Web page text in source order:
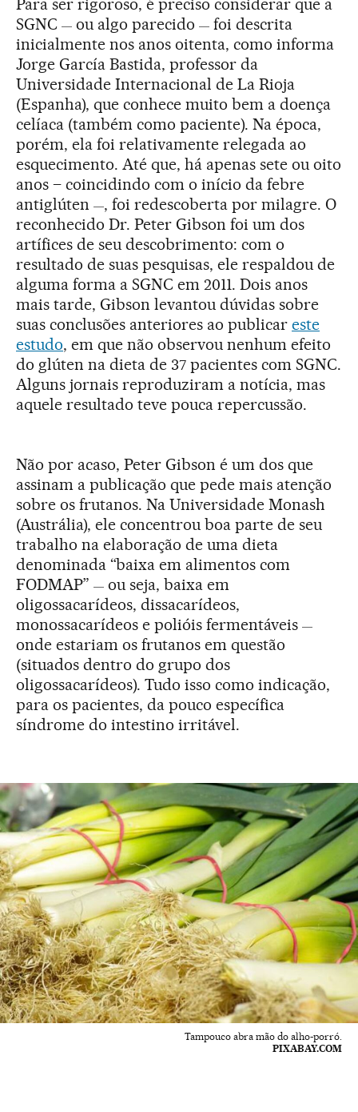
Para ser rigoroso, é preciso considerar que a
SGNC — ou algo parecido — foi descrita
inicialmente nos anos oitenta, como informa
Jorge García Bastida, professor da
Universidade Internacional de La Rioja
(Espanha), que conhece muito bem a doença
celíaca (também como paciente). Na época,
porém, ela foi relativamente relegada ao
esquecimento. Até que, há apenas sete ou oito
anos – coincidindo com o início da febre
antiglúten —, foi redescoberta por milagre. O
reconhecido Dr. Peter Gibson foi um dos
artífices de seu descobrimento: com o
resultado de suas pesquisas, ele respaldou de
alguma forma a SGNC em 2011. Dois anos
mais tarde, Gibson levantou dúvidas sobre
suas conclusões anteriores ao publicar este
estudo, em que não observou nenhum efeito
do glúten na dieta de 37 pacientes com SGNC.
Alguns jornais reproduziram a notícia, mas
aquele resultado teve pouca repercussão.
Não por acaso, Peter Gibson é um dos que
assinam a publicação que pede mais atenção
sobre os frutanos. Na Universidade Monash
(Austrália), ele concentrou boa parte de seu
trabalho na elaboração de uma dieta
denominada “baixa em alimentos com
FODMAP” — ou seja, baixa em
oligossacarídeos, dissacarídeos,
monossacarídeos e polióis fermentáveis —
onde estariam os frutanos em questão
(situados dentro do grupo dos
oligossacarídeos). Tudo isso como indicação,
para os pacientes, da pouco específica
síndrome do intestino irritável.
Tampouco abra mão do alho-porró.
PIXABAY.COM